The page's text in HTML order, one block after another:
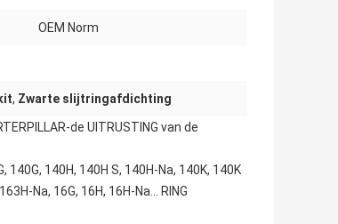
OEM Norm
, Zwarte slijtringafdichting
de UITRUSTING van de
140G, 140H, 140H S, 140H-Na, 140K, 140K
Na, 16G, 16H, 16H-Na… RING